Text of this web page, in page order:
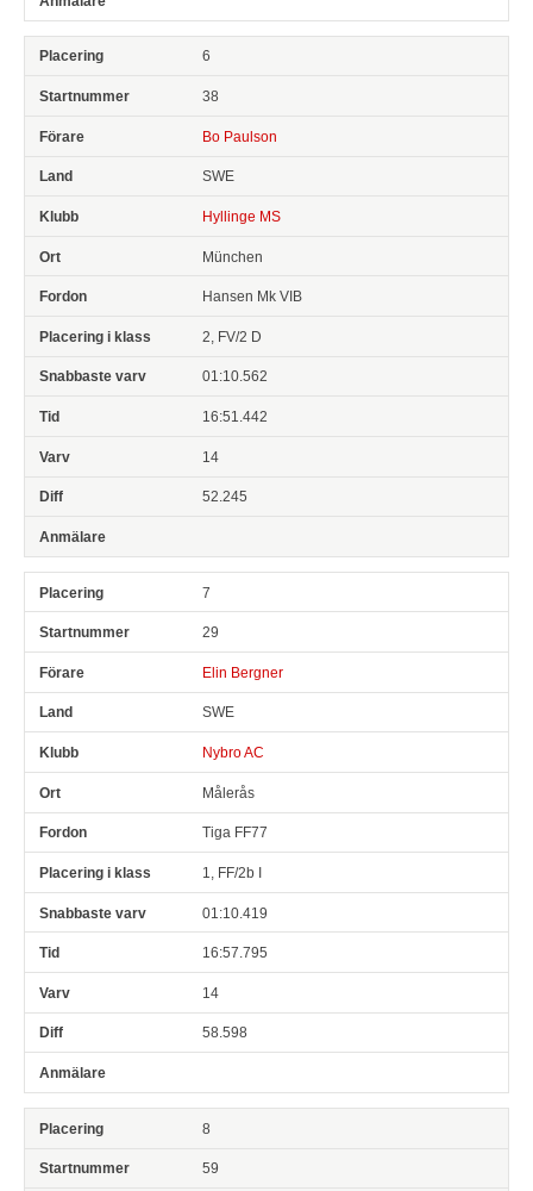
6
38
Bo Paulson
SWE
Hyllinge MS
München
Hansen Mk VIB
2, FV/2 D
01:10.562
16:51.442
14
52.245
7
29
Elin Bergner
SWE
Nybro AC
Målerås
Tiga FF77
1, FF/2b I
01:10.419
16:57.795
14
58.598
8
59